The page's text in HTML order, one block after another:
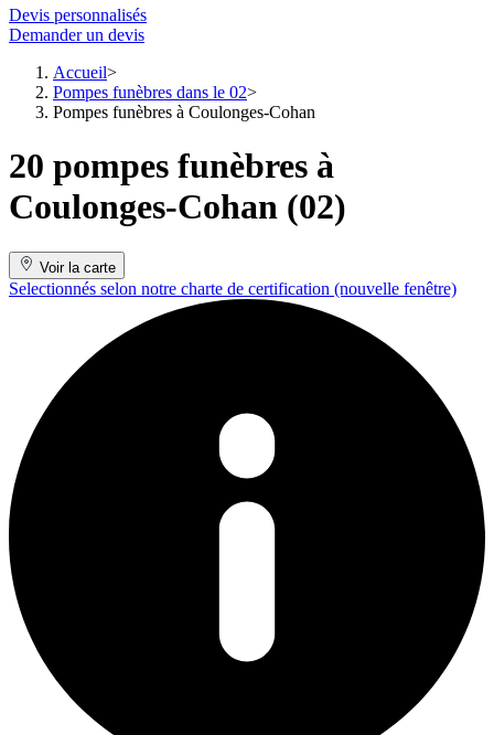
Devis personnalisés
Demander un devis
Accueil
Pompes funèbres dans le 02
Pompes funèbres à Coulonges-Cohan
20 pompes funèbres à
Coulonges-Cohan (02)
Voir la carte
Selectionnés selon notre charte de certification (nouvelle fenêtre)